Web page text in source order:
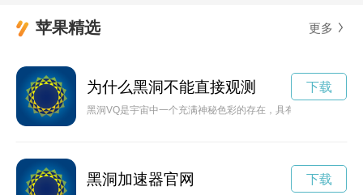
苹果精选 更多
为什么黑洞不能直接观测
黑洞VQ是宇宙中一个充满神秘色彩的存在，具有超强的引力吸
下载
黑洞加速器官网 下载